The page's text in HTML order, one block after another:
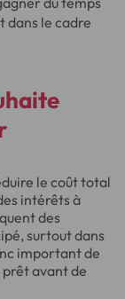
dans le cadre
le coût total
intérêts à
des
surtout dans
important de
avant de